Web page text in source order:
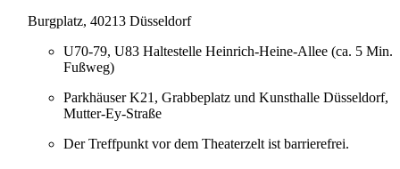
Burgplatz, 40213 Düsseldorf
U70-79, U83 Haltestelle Heinrich-Heine-Allee (ca. 5 Min.
Fußweg)
Parkhäuser K21, Grabbeplatz und Kunsthalle Düsseldorf,
Mutter-Ey-Straße
Der Treffpunkt vor dem Theaterzelt ist barrierefrei.